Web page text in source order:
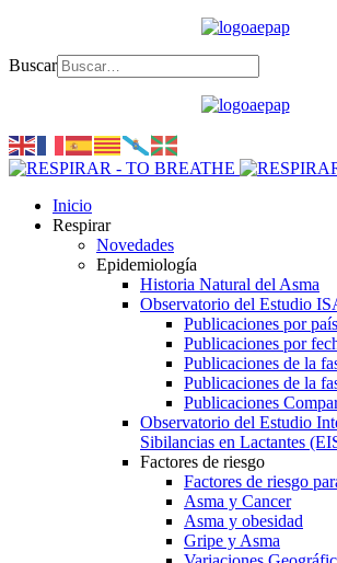
Buscar
Inicio
Respirar
Novedades
Epidemiología
Historia Natural del Asma
Observatorio del Estudio
Publicaciones por
Publicaciones por
Publicaciones de la
Publicaciones de la
Publicaciones
Observatorio del Estudio
Sibilancias en Lactantes
Factores de riesgo
Factores de riesgo
Asma y Cancer
Asma y obesidad
Gripe y Asma